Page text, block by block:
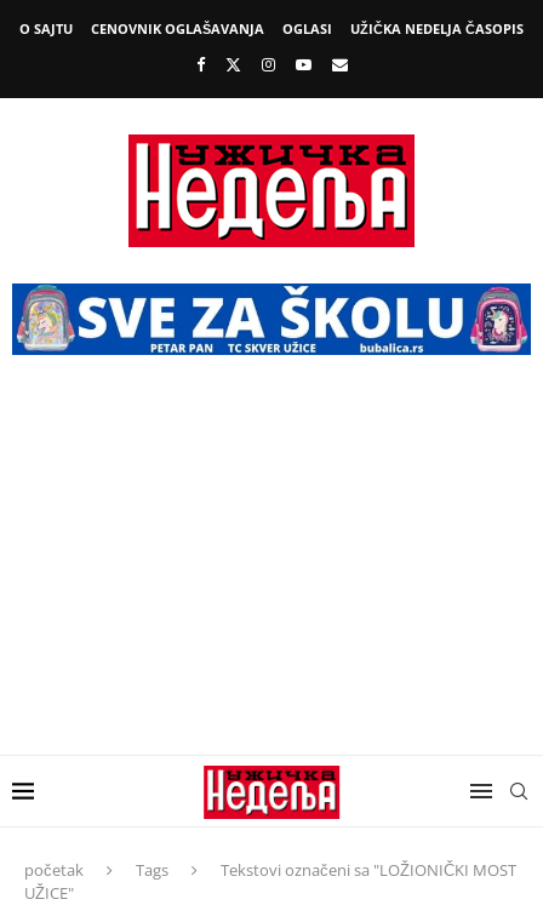
O SAJTU CENOVNIK OGLAŠAVANJA OGLASI UŽIČKA NEDELJA ČASOPIS
početak Tags
Tekstovi označeni sa "LOŽIONIČKI MOST
UŽICE"